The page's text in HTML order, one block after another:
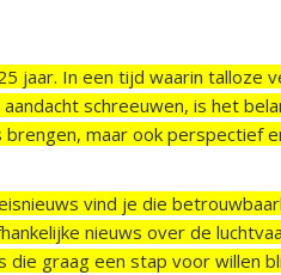
jaar. In een tijd waarin talloze
schreeuwen, is het
maar ook perspectief
vind je die
nieuws over de
graag een stap voor willen